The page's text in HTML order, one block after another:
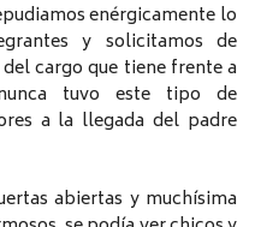
enérgicamente lo
y solicitamos de
cargo que tiene frente a
tuvo este tipo de
a la llegada del padre
abiertas y muchísima